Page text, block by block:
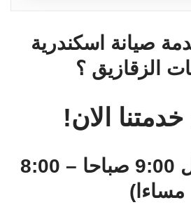
صيانة اسكندرية
الزقازيق ؟
الان!
(مواعيد العمل 9:00 صباحا – 8:00
مساءا)